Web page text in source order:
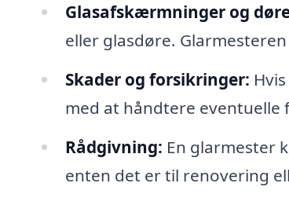
Glasafskærmninger og
eller glasdøre.
Skader og forsikringer:
med at håndtere eventuelle
Rådgivning: En glarmester
enten det er til renovering